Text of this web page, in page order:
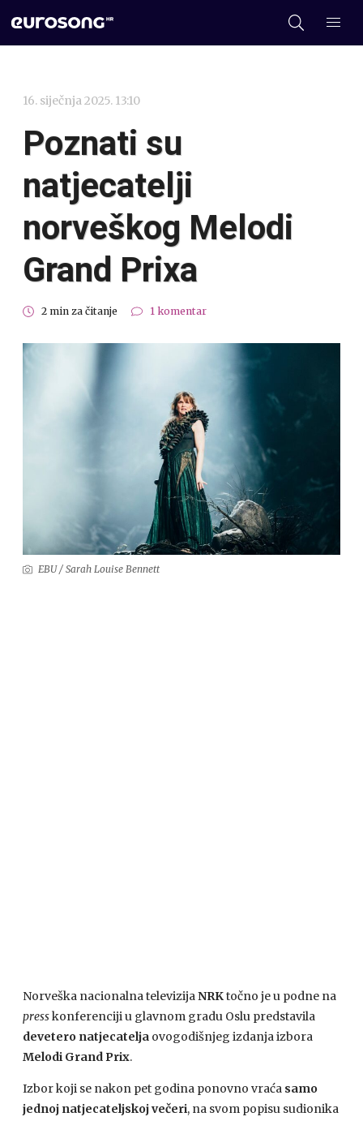
16. siječnja 2025. 13:10
Poznati su
natjecatelji
norveškog Melodi
Grand Prixa
2 min za čitanje 1 komentar
EBU / Sarah Louise Bennett
Norveška nacionalna televizijaNRKtočno je u podne na
presskonferenciji u glavnom gradu Oslu predstavila
devetero natjecatelja ovogodišnjeg izdanja izbora
Melodi Grand Prix.
Izbor koji se nakon pet godina ponovno vraća samo
jednoj natjecateljskoj večeri, na svom popisu sudionika